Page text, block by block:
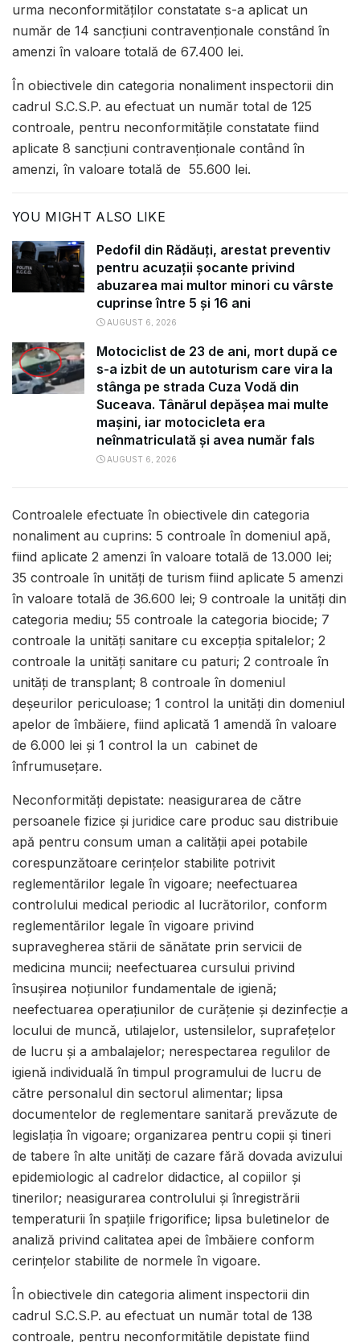
urma neconformităților constatate s-a aplicat un
număr de 14 sancțiuni contravenționale constând în
amenzi în valoare totală de 67.400 lei.
În obiectivele din categoria nonaliment inspectorii din
cadrul S.C.S.P. au efectuat un număr total de 125
controale, pentru neconformităţile constatate fiind
aplicate 8 sancțiuni contravenționale contând în
amenzi, în valoare totală de 55.600 lei.
YOU MIGHT ALSO LIKE
Pedofil din Rădăuți, arestat preventiv
pentru acuzații șocante privind
abuzarea mai multor minori cu vârste
cuprinse între 5 și 16 ani
AUGUST 6, 2026
Motociclist de 23 de ani, mort după ce
s-a izbit de un autoturism care vira la
stânga pe strada Cuza Vodă din
Suceava. Tânărul depășea mai multe
mașini, iar motocicleta era
neînmatriculată și avea număr fals
AUGUST 6, 2026
Controalele efectuate în obiectivele din categoria
nonaliment au cuprins: 5 controale în domeniul apă,
fiind aplicate 2 amenzi în valoare totală de 13.000 lei;
35 controale în unități de turism fiind aplicate 5 amenzi
în valoare totală de 36.600 lei; 9 controale la unități din
categoria mediu; 55 controale la categoria biocide; 7
controale la unități sanitare cu excepția spitalelor; 2
controale la unități sanitare cu paturi; 2 controale în
unități de transplant; 8 controale în domeniul
deșeurilor periculoase; 1 control la unități din domeniul
apelor de îmbăiere, fiind aplicată 1 amendă în valoare
de 6.000 lei și 1 control la un cabinet de
înfrumusețare.
Neconformităţi depistate: neasigurarea de către
persoanele fizice și juridice care produc sau distribuie
apă pentru consum uman a calității apei potabile
corespunzătoare cerințelor stabilite potrivit
reglementărilor legale în vigoare; neefectuarea
controlului medical periodic al lucrătorilor, conform
reglementărilor legale în vigoare privind
supravegherea stării de sănătate prin servicii de
medicina muncii; neefectuarea cursului privind
însușirea noțiunilor fundamentale de igienă;
neefectuarea operațiunilor de curățenie și dezinfecție a
locului de muncă, utilajelor, ustensilelor, suprafețelor
de lucru și a ambalajelor; nerespectarea regulilor de
igienă individuală în timpul programului de lucru de
către personalul din sectorul alimentar; lipsa
documentelor de reglementare sanitară prevăzute de
legislația în vigoare; organizarea pentru copii și tineri
de tabere în alte unități de cazare fără dovada avizului
epidemiologic al cadrelor didactice, al copiilor și
tinerilor; neasigurarea controlului și înregistrării
temperaturii în spațiile frigorifice; lipsa buletinelor de
analiză privind calitatea apei de îmbăiere conform
cerințelor stabilite de normele în vigoare.
În obiectivele din categoria aliment inspectorii din
cadrul S.C.S.P. au efectuat un număr total de 138
controale, pentru neconformitățile depistate fiind